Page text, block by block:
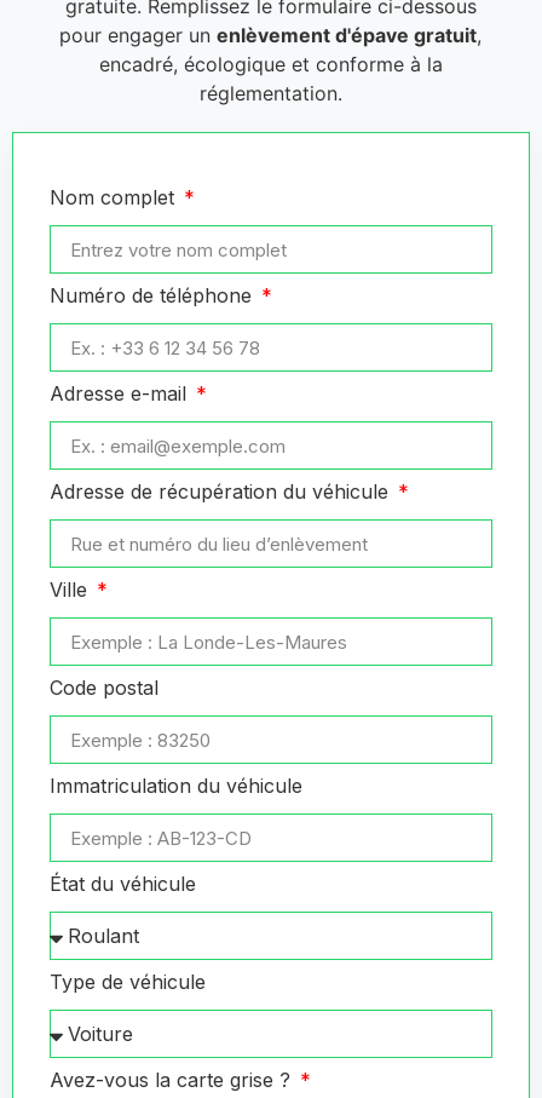
gratuite. Remplissez le formulaire ci-dessous
pour engager unenlèvement d'épave gratuit,
encadré, écologique et conforme à la
réglementation.
Nom complet
Numéro de téléphone
Adresse e-mail
Adresse de récupération du véhicule
Ville
Code postal
Immatriculation du véhicule
État du véhicule
Type de véhicule
Avez-vous la carte grise ?